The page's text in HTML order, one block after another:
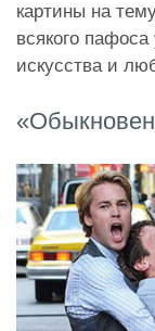
картины на
всякого
искусства и